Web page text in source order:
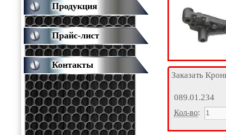
Заказать
089.01.234
Кол-во:
Продукция
Прайс-лист
Контакты